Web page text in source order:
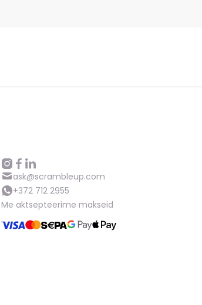
ask@scrambleup.com
+372 712 2955
Me aktsepteerime makseid